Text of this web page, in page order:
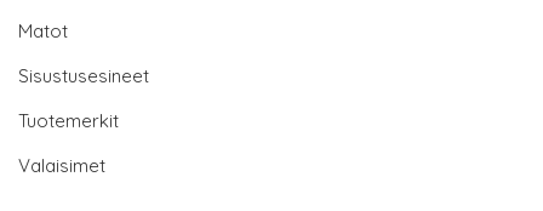
Matot
Sisustusesineet
Tuotemerkit
Valaisimet